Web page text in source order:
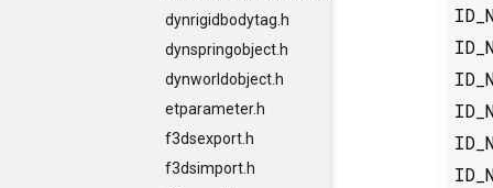
dynrigidbodytag.h
dynspringobject.h
dynworldobject.h
etparameter.h
f3dsexport.h
f3dsimport.h